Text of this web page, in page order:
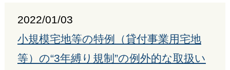
2022/01/03
小規模宅地等の特例（貸付事業用宅地
等）の“3年縛り規制”の例外的な取扱い